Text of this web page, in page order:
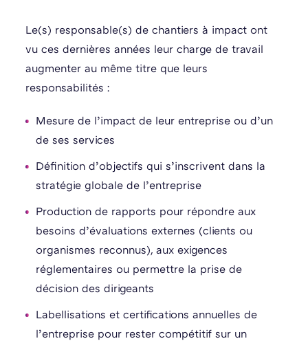
Le(s) responsable(s) de chantiers à impact ont
vu ces dernières années leur charge de travail
augmenter au même titre que leurs
responsabilités :
Mesure de l’impact de leur entreprise ou d’un
de ses services
Définition d’objectifs qui s’inscrivent dans la
stratégie globale de l’entreprise
Production de rapports pour répondre aux
besoins d’évaluations externes (clients ou
organismes reconnus), aux exigences
réglementaires ou permettre la prise de
décision des dirigeants
Labellisations et certifications annuelles de
l’entreprise pour rester compétitif sur un